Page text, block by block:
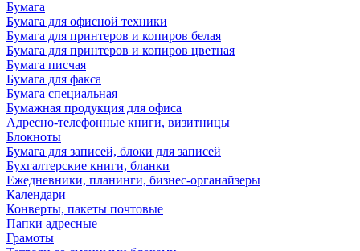
Бумага
Бумага для офисной техники
Бумага для принтеров и копиров белая
Бумага для принтеров и копиров цветная
Бумага писчая
Бумага для факса
Бумага специальная
Бумажная продукция для офиса
Адресно-телефонные книги, визитницы
Блокноты
Бумага для записей, блоки для записей
Бухгалтерские книги, бланки
Ежедневники, планинги, бизнес-органайзеры
Календари
Конверты, пакеты почтовые
Папки адресные
Грамоты